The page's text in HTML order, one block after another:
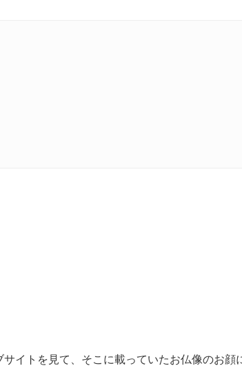
イトを見て、そこに載っていたお仏像のお顔